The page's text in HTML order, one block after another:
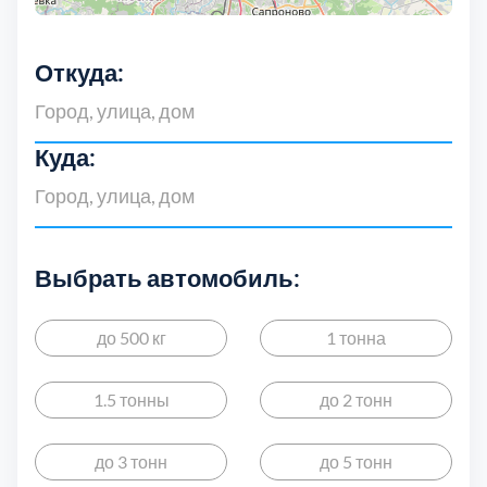
Откуда:
Куда:
Выбрать автомобиль:
до 500 кг 1 тонна
1.5 тонны до 2 тонн
до 3 тонн до 5 тонн
Домодедовский